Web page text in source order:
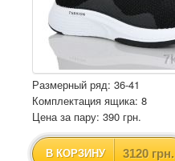
Размерный ряд: 36-41
Комплектация ящика: 8
Цена за пару: 390 грн.
В КОРЗИНУ 3120 грн.